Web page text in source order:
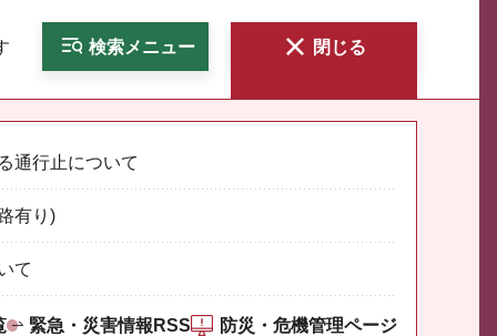
検索メニュー 閉じる
通行止について
有り)
て
緊急・災害情報RSS 防災・危機管理ページ